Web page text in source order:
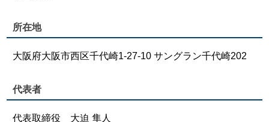
所在地
大阪府大阪市西区千代崎1-27-10 サングラン千代崎202
代表者
代表取締役 大迫 隼人